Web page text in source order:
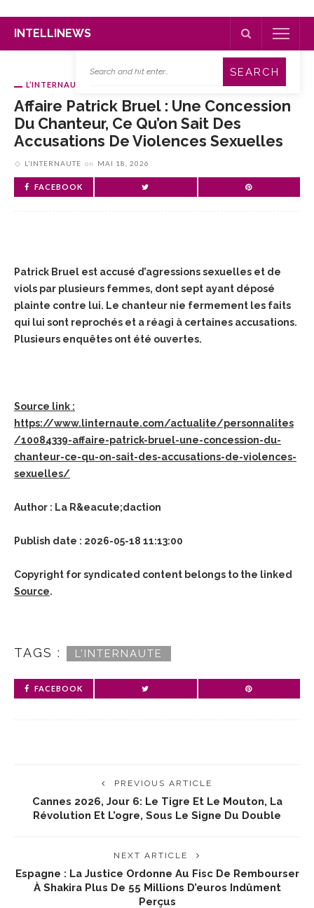
INTELLINEWS
L’INTERNAUTE
Affaire Patrick Bruel : Une Concession
Du Chanteur, Ce Qu’on Sait Des
Accusations De Violences Sexuelles
L’INTERNAUTE on MAI 18, 2026
FACEBOOK
Patrick Bruel est accusé d’agressions sexuelles et de
viols par plusieurs femmes, dont sept ayant déposé
plainte contre lui. Le chanteur nie fermement les faits
qui lui sont reprochés et a réagi à certaines accusations.
Plusieurs enquêtes ont été ouvertes.
Source link :
https://www.linternaute.com/actualite/personnalites
/10084339-affaire-patrick-bruel-une-concession-du-
chanteur-ce-qu-on-sait-des-accusations-de-violences-
sexuelles/
Author : La R&eacute;daction
Publish date : 2026-05-18 11:13:00
Copyright for syndicated content belongs to the linked
Source.
TAGS : L’INTERNAUTE
FACEBOOK
PREVIOUS ARTICLE
Cannes 2026, Jour 6: Le Tigre Et Le Mouton, La
Révolution Et L’ogre, Sous Le Signe Du Double
NEXT ARTICLE
Espagne : La Justice Ordonne Au Fisc De Rembourser
À Shakira Plus De 55 Millions D’euros Indûment
Perçus